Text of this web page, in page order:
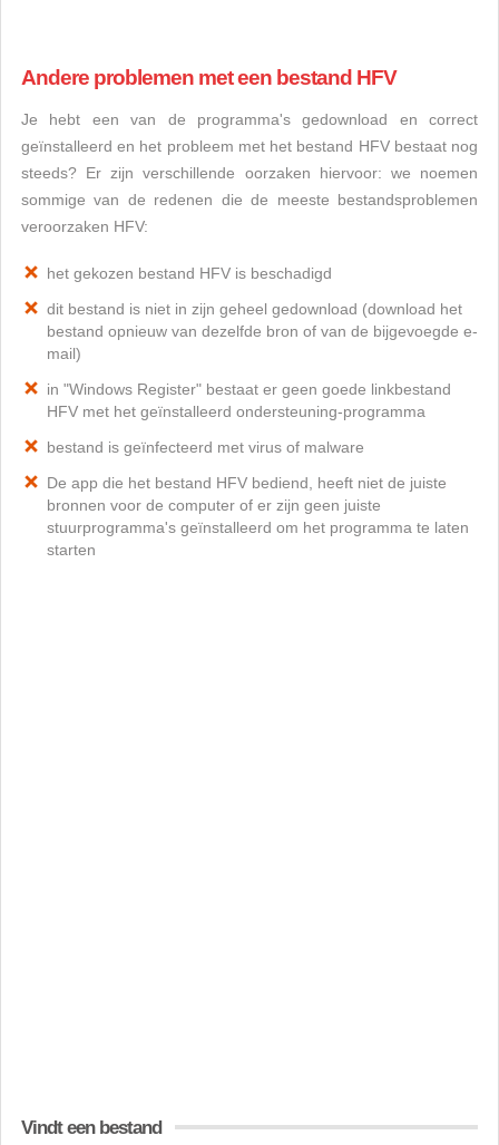
Andere problemen met een bestand HFV
Je hebt een van de programma's gedownload en correct
geïnstalleerd en het probleem met het bestand HFV bestaat nog
steeds? Er zijn verschillende oorzaken hiervoor: we noemen
sommige van de redenen die de meeste bestandsproblemen
veroorzaken HFV:
het gekozen bestand HFV is beschadigd
dit bestand is niet in zijn geheel gedownload (download het
bestand opnieuw van dezelfde bron of van de bijgevoegde e-
mail)
in "Windows Register" bestaat er geen goede linkbestand
HFV met het geïnstalleerd ondersteuning-programma
bestand is geïnfecteerd met virus of malware
De app die het bestand HFV bediend, heeft niet de juiste
bronnen voor de computer of er zijn geen juiste
stuurprogramma's geïnstalleerd om het programma te laten
starten
Vindt een bestand